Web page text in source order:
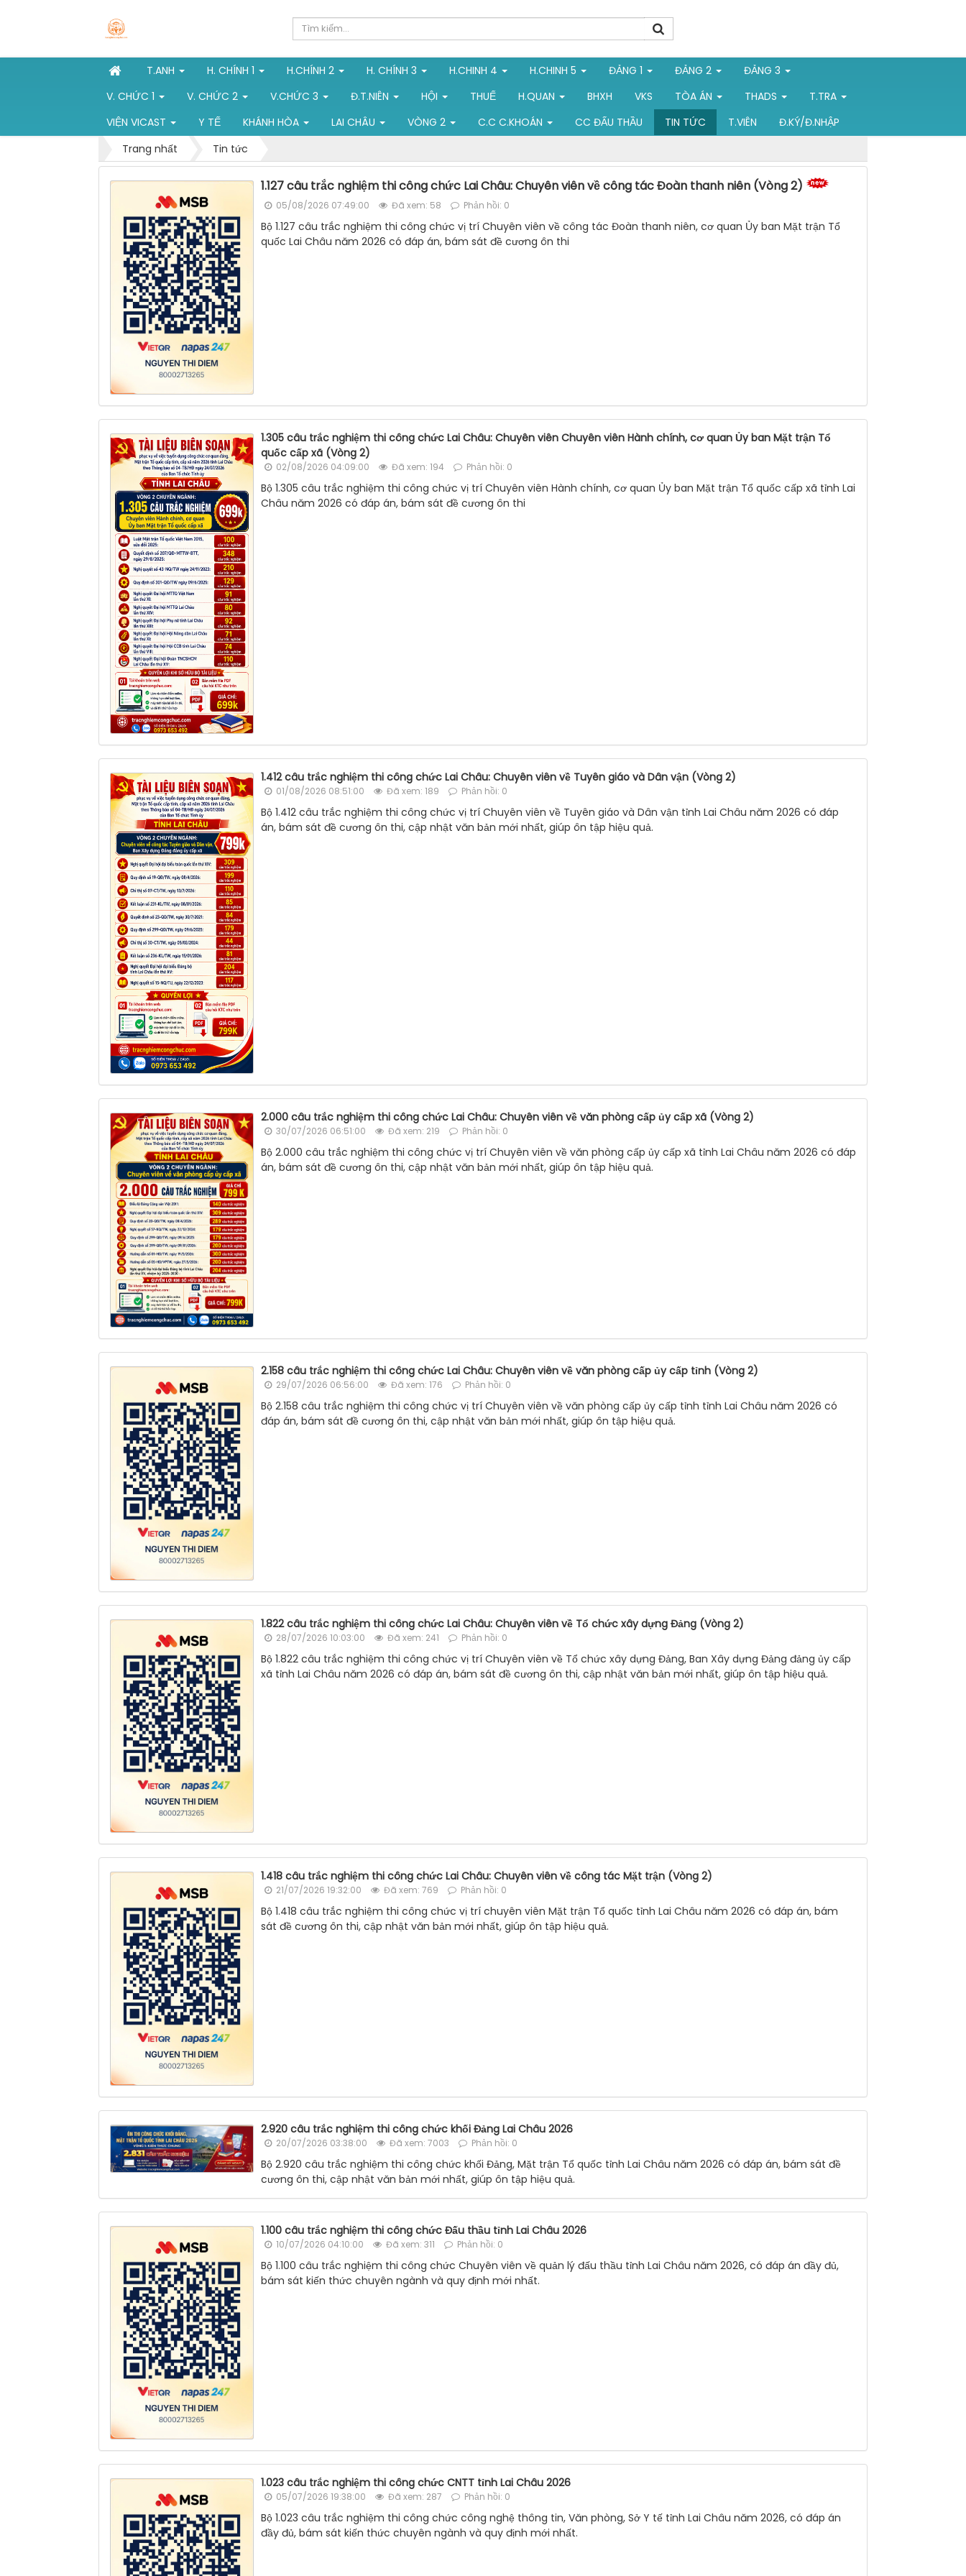
T.ANH H. CHÍNH 1 H.CHÍNH 2 H. CHÍNH 3 H.CHINH 4 H.CHINH 5 ĐẢNG 1 ĐẢNG 2
ĐẢNG 3
V. CHỨC 1
V. CHỨC 2 V.CHỨC 3 Đ.T.NIÊN HỘI THUẾ H.QUAN BHXH VKS TÒA ÁN THADS
T.TRA
VIỆN VICAST
Y TẾ KHÁNH HÒA LAI CHÂU VÒNG 2 C.C C.KHOÁN CC ĐẤU THẦU TIN TỨC T.VIÊN
Đ.KÝ/Đ.NHẬP
Trang nhất
Tin tức
1.127 câu trắc nghiệm thi công chức Lai Châu: Chuyên viên về công tác Đoàn thanh niên (Vòng 2)
05/08/2026 07:49:00 Đã xem: 58 Phản hồi: 0
Bộ 1.127 câu trắc nghiệm thi công chức vị trí Chuyên viên về công tác Đoàn thanh niên, cơ quan Ủy ban Mặt trận Tổ
quốc Lai Châu năm 2026 có đáp án, bám sát đề cương ôn thi
1.305 câu trắc nghiệm thi công chức Lai Châu: Chuyên viên Chuyên viên Hành chính, cơ quan Ủy ban Mặt trận Tổ
quốc cấp xã (Vòng 2)
02/08/2026 04:09:00 Đã xem: 194 Phản hồi: 0
Bộ 1.305 câu trắc nghiệm thi công chức vị trí Chuyên viên Hành chính, cơ quan Ủy ban Mặt trận Tổ quốc cấp xã tỉnh Lai
Châu năm 2026 có đáp án, bám sát đề cương ôn thi
1.412 câu trắc nghiệm thi công chức Lai Châu: Chuyên viên về Tuyên giáo và Dân vận (Vòng 2)
01/08/2026 08:51:00 Đã xem: 189 Phản hồi: 0
Bộ 1.412 câu trắc nghiệm thi công chức vị trí Chuyên viên về Tuyên giáo và Dân vận tỉnh Lai Châu năm 2026 có đáp
án, bám sát đề cương ôn thi, cập nhật văn bản mới nhất, giúp ôn tập hiệu quả.
2.000 câu trắc nghiệm thi công chức Lai Châu: Chuyên viên về văn phòng cấp ủy cấp xã (Vòng 2)
30/07/2026 06:51:00 Đã xem: 219 Phản hồi: 0
Bộ 2.000 câu trắc nghiệm thi công chức vị trí Chuyên viên về văn phòng cấp ủy cấp xã tỉnh Lai Châu năm 2026 có đáp
án, bám sát đề cương ôn thi, cập nhật văn bản mới nhất, giúp ôn tập hiệu quả.
2.158 câu trắc nghiệm thi công chức Lai Châu: Chuyên viên về văn phòng cấp ủy cấp tỉnh (Vòng 2)
29/07/2026 06:56:00 Đã xem: 176 Phản hồi: 0
Bộ 2.158 câu trắc nghiệm thi công chức vị trí Chuyên viên về văn phòng cấp ủy cấp tỉnh tỉnh Lai Châu năm 2026 có
đáp án, bám sát đề cương ôn thi, cập nhật văn bản mới nhất, giúp ôn tập hiệu quả.
1.822 câu trắc nghiệm thi công chức Lai Châu: Chuyên viên về Tổ chức xây dựng Đảng (Vòng 2)
28/07/2026 10:03:00 Đã xem: 241 Phản hồi: 0
Bộ 1.822 câu trắc nghiệm thi công chức vị trí Chuyên viên về Tổ chức xây dựng Đảng, Ban Xây dựng Đảng đảng ủy cấp
xã tỉnh Lai Châu năm 2026 có đáp án, bám sát đề cương ôn thi, cập nhật văn bản mới nhất, giúp ôn tập hiệu quả.
1.418 câu trắc nghiệm thi công chức Lai Châu: Chuyên viên về công tác Mặt trận (Vòng 2)
21/07/2026 19:32:00 Đã xem: 769 Phản hồi: 0
Bộ 1.418 câu trắc nghiệm thi công chức vị trí chuyên viên Mặt trận Tổ quốc tỉnh Lai Châu năm 2026 có đáp án, bám
sát đề cương ôn thi, cập nhật văn bản mới nhất, giúp ôn tập hiệu quả.
2.920 câu trắc nghiệm thi công chức khối Đảng Lai Châu 2026
20/07/2026 03:38:00 Đã xem: 7003 Phản hồi: 0
Bộ 2.920 câu trắc nghiệm thi công chức khối Đảng, Mặt trận Tổ quốc tỉnh Lai Châu năm 2026 có đáp án, bám sát đề
cương ôn thi, cập nhật văn bản mới nhất, giúp ôn tập hiệu quả.
1.100 câu trắc nghiệm thi công chức Đấu thầu tỉnh Lai Châu 2026
10/07/2026 04:10:00 Đã xem: 311 Phản hồi: 0
Bộ 1.100 câu trắc nghiệm thi công chức Chuyên viên về quản lý đấu thầu tỉnh Lai Châu năm 2026, có đáp án đầy đủ,
bám sát kiến thức chuyên ngành và quy định mới nhất.
1.023 câu trắc nghiệm thi công chức CNTT tỉnh Lai Châu 2026
05/07/2026 19:38:00 Đã xem: 287 Phản hồi: 0
Bộ 1.023 câu trắc nghiệm thi công chức công nghệ thông tin, Văn phòng, Sở Y tế tỉnh Lai Châu năm 2026, có đáp án
đầy đủ, bám sát kiến thức chuyên ngành và quy định mới nhất.